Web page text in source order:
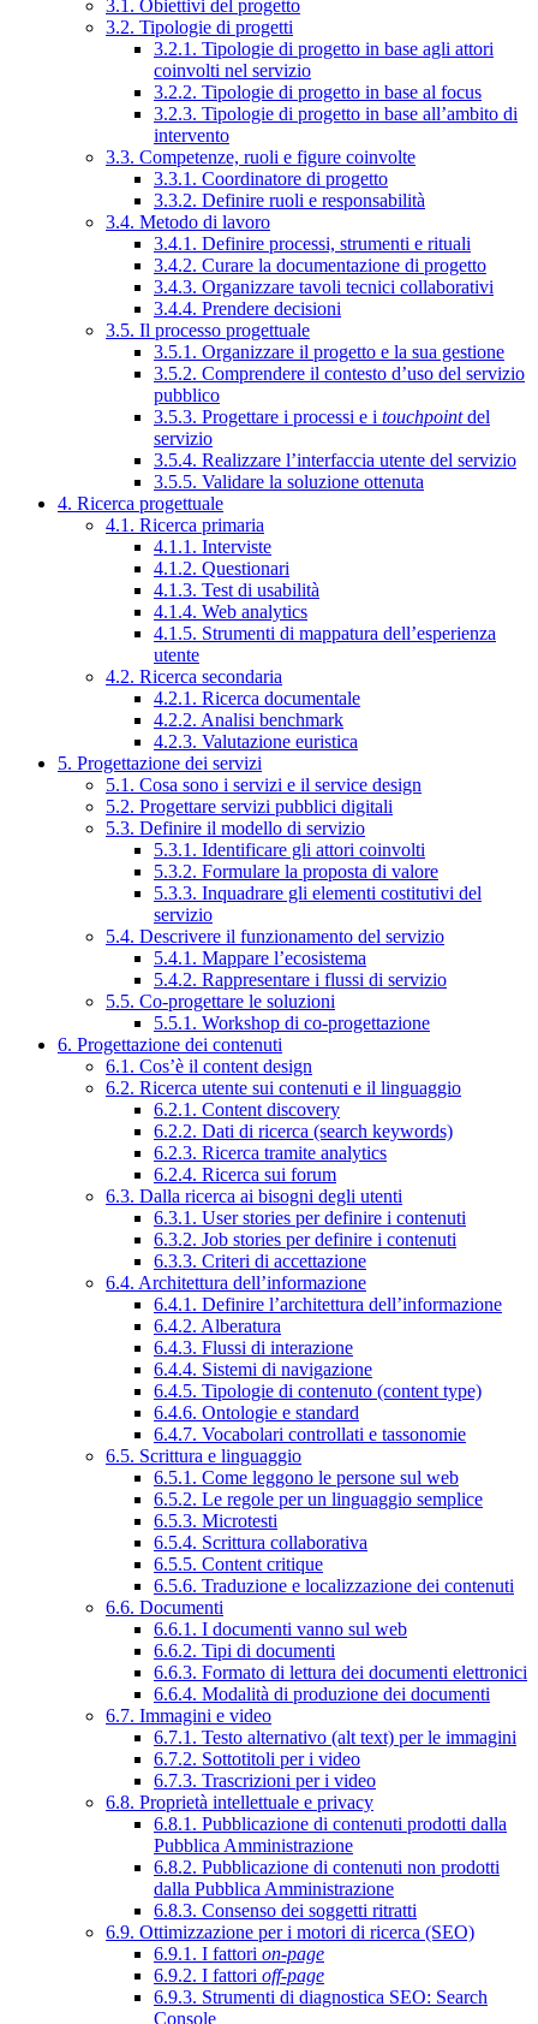
3.1. Obiettivi del progetto
3.2. Tipologie di progetti
3.2.1. Tipologie di progetto in base agli attori
coinvolti nel servizio
3.2.2. Tipologie di progetto in base al focus
3.2.3. Tipologie di progetto in base all’ambito di
intervento
3.3. Competenze, ruoli e figure coinvolte
3.3.1. Coordinatore di progetto
3.3.2. Definire ruoli e responsabilità
3.4. Metodo di lavoro
3.4.1. Definire processi, strumenti e rituali
3.4.2. Curare la documentazione di progetto
3.4.3. Organizzare tavoli tecnici collaborativi
3.4.4. Prendere decisioni
3.5. Il processo progettuale
3.5.1. Organizzare il progetto e la sua gestione
3.5.2. Comprendere il contesto d’uso del servizio
pubblico
3.5.3. Progettare i processi e i touchpointdel
servizio
3.5.4. Realizzare l’interfaccia utente del servizio
3.5.5. Validare la soluzione ottenuta
4. Ricerca progettuale
4.1. Ricerca primaria
4.1.1. Interviste
4.1.2. Questionari
4.1.3. Test di usabilità
4.1.4. Web analytics
4.1.5. Strumenti di mappatura dell’esperienza
utente
4.2. Ricerca secondaria
4.2.1. Ricerca documentale
4.2.2. Analisi benchmark
4.2.3. Valutazione euristica
5. Progettazione dei servizi
5.1. Cosa sono i servizi e il service design
5.2. Progettare servizi pubblici digitali
5.3. Definire il modello di servizio
5.3.1. Identificare gli attori coinvolti
5.3.2. Formulare la proposta di valore
5.3.3. Inquadrare gli elementi costitutivi del
servizio
5.4. Descrivere il funzionamento del servizio
5.4.1. Mappare l’ecosistema
5.4.2. Rappresentare i flussi di servizio
5.5. Co-progettare le soluzioni
5.5.1. Workshop di co-progettazione
6. Progettazione dei contenuti
6.1. Cos’è il content design
6.2. Ricerca utente sui contenuti e il linguaggio
6.2.1. Content discovery
6.2.2. Dati di ricerca (search keywords)
6.2.3. Ricerca tramite analytics
6.2.4. Ricerca sui forum
6.3. Dalla ricerca ai bisogni degli utenti
6.3.1. User stories per definire i contenuti
6.3.2. Job stories per definire i contenuti
6.3.3. Criteri di accettazione
6.4. Architettura dell’informazione
6.4.1. Definire l’architettura dell’informazione
6.4.2. Alberatura
6.4.3. Flussi di interazione
6.4.4. Sistemi di navigazione
6.4.5. Tipologie di contenuto (content type)
6.4.6. Ontologie e standard
6.4.7. Vocabolari controllati e tassonomie
6.5. Scrittura e linguaggio
6.5.1. Come leggono le persone sul web
6.5.2. Le regole per un linguaggio semplice
6.5.3. Microtesti
6.5.4. Scrittura collaborativa
6.5.5. Content critique
6.5.6. Traduzione e localizzazione dei contenuti
6.6. Documenti
6.6.1. I documenti vanno sul web
6.6.2. Tipi di documenti
6.6.3. Formato di lettura dei documenti elettronici
6.6.4. Modalità di produzione dei documenti
6.7. Immagini e video
6.7.1. Testo alternativo (alt text) per le immagini
6.7.2. Sottotitoli per i video
6.7.3. Trascrizioni per i video
6.8. Proprietà intellettuale e privacy
6.8.1. Pubblicazione di contenuti prodotti dalla
Pubblica Amministrazione
6.8.2. Pubblicazione di contenuti non prodotti
dalla Pubblica Amministrazione
6.8.3. Consenso dei soggetti ritratti
6.9. Ottimizzazione per i motori di ricerca (SEO)
6.9.1. I fattori on-page
6.9.2. I fattori off-page
6.9.3. Strumenti di diagnostica SEO: Search
Console